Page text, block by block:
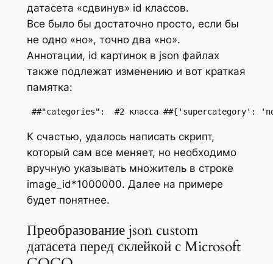
датасета «сдвинув» id классов.
Все было бы достаточно просто, если бы
не одно «но», точно два «но».
Аннотации, id картинок в json файлах
также подлежат изменению и вот краткая
памятка:
##"categories":  #2 класса
К счастью, удалось написать скрипт,
который сам все меняет, но необходимо
вручную указывать множитель в строке
image_id*1000000. Далее на примере
будет понятнее.
Преобразование json custom
датасета перед склейкой с Microsoft